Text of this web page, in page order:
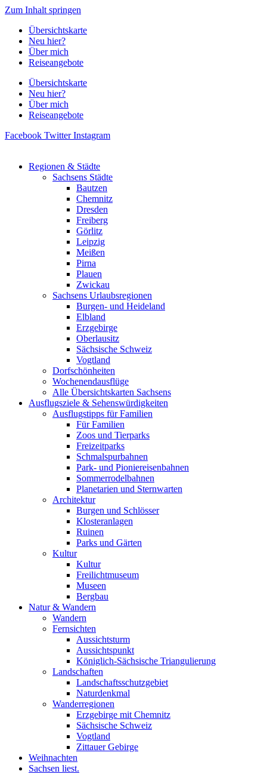
Zum Inhalt springen
Übersichtskarte
Neu hier?
Über mich
Reiseangebote
Übersichtskarte
Neu hier?
Über mich
Reiseangebote
Facebook Twitter Instagram
Regionen & Städte
Sachsens Städte
Bautzen
Chemnitz
Dresden
Freiberg
Görlitz
Leipzig
Meißen
Pirna
Plauen
Zwickau
Sachsens Urlaubsregionen
Burgen- und Heideland
Elbland
Erzgebirge
Oberlausitz
Sächsische Schweiz
Vogtland
Dorfschönheiten
Wochenendausflüge
Alle Übersichtskarten Sachsens
Ausflugsziele & Sehenswürdigkeiten
Ausflugstipps für Familien
Für Familien
Zoos und Tierparks
Freizeitparks
Schmalspurbahnen
Park- und Pioniereisenbahnen
Sommerrodelbahnen
Planetarien und Sternwarten
Architektur
Burgen und Schlösser
Klosteranlagen
Ruinen
Parks und Gärten
Kultur
Kultur
Freilichtmuseum
Museen
Bergbau
Natur & Wandern
Wandern
Fernsichten
Aussichtsturm
Aussichtspunkt
Königlich-Sächsische Triangulierung
Landschaften
Landschaftsschutzgebiet
Naturdenkmal
Wanderregionen
Erzgebirge mit Chemnitz
Sächsische Schweiz
Vogtland
Zittauer Gebirge
Weihnachten
Sachsen liest.